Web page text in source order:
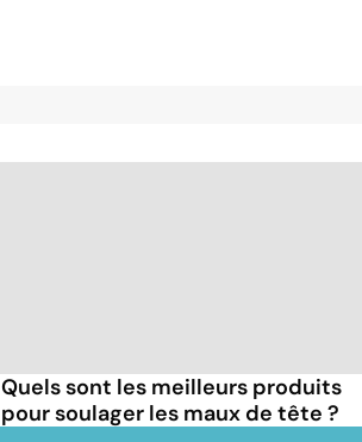
Quels sont les meilleurs produits
pour soulager les maux de tête ?